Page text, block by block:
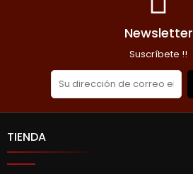
Newsletter
Suscríbete !!
TIENDA